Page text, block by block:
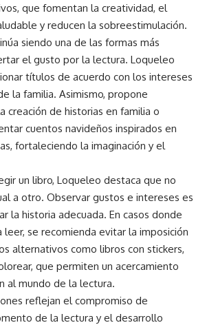
que fomentan la creatividad, el
y reducen la sobreestimulación.
siendo una de las formas más
el gusto por la lectura. Loqueleo
títulos de acuerdo con los intereses
la familia. Asimismo, propone
creación de historias en familia o
cuentos navideños inspirados en
fortaleciendo la imaginación y el
un libro, Loqueleo destaca que no
a otro. Observar gustos e intereses es
la historia adecuada. En casos donde
leer, se recomienda evitar la imposición
alternativos como libros con stickers,
que permiten un acercamiento
al mundo de la lectura.
reflejan el compromiso de
de la lectura y el desarrollo